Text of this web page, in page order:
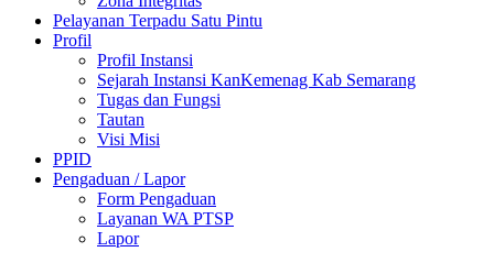
Pelayanan Terpadu Satu Pintu
Profil
Profil Instansi
Sejarah Instansi KanKemenag Kab Semarang
Tugas dan Fungsi
Tautan
Visi Misi
PPID
Pengaduan / Lapor
Form Pengaduan
Layanan WA PTSP
Lapor